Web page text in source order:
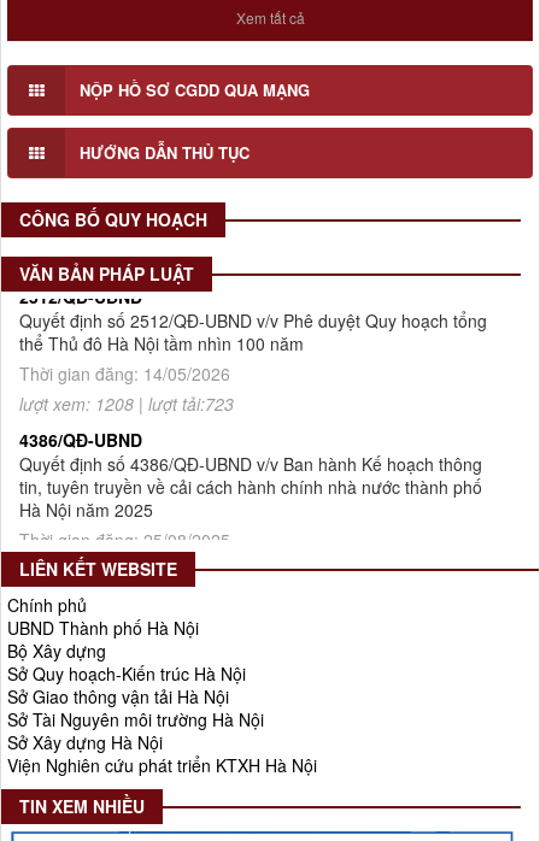
Lấy ý kiến cơ quan, tổ chức, cá nhân có liên quan và cộng động
(Đoạn 1), tỉ lệ 1/500
Xem tất cả
NỘP HỒ SƠ CGDD QUA MẠNG
HƯỚNG DẪN THỦ TỤC
CÔNG BỐ QUY HOẠCH
VĂN BẢN PHÁP LUẬT
Số 908/KH-VQH
Kế hoạch Thông tin, tuyên truyền về cải cách hành chính nhà
nước của Viện Quy hoạch xây dựng Hà Nội giai đoạn 2026 -
2030
Thời gian đăng: 16/07/2026
lượt xem: 70 | lượt tải:29
2512/QĐ-UBND
Quyết định số 2512/QĐ-UBND v/v Phê duyệt Quy hoạch tổng
thể Thủ đô Hà Nội tầm nhìn 100 năm
Thời gian đăng: 14/05/2026
lượt xem: 1208 | lượt tải:723
4386/QĐ-UBND
Quyết định số 4386/QĐ-UBND v/v Ban hành Kế hoạch thông
tin, tuyên truyền về cải cách hành chính nhà nước thành phố
Hà Nội năm 2025
Thời gian đăng: 25/08/2025
lượt xem: 565 | lượt tải:266
55-KH/ĐU
Kế hoạch Triển khai Phong trào "Bình dân học vụ số"
Thời gian đăng: 03/06/2025
lượt xem: 619 | lượt tải:268
Số 27/UBND-ĐT
Triển khai thực hiện Nghị quyết số 34/2024/NQ-HĐND ngày
19/11/2024 của Hội đồng nhân dân Thành phố.
Thời gian đăng: 08/01/2025
lượt xem: 943 | lượt tải:402
LIÊN KẾT WEBSITE
Chính phủ
UBND Thành phố Hà Nội
Bộ Xây dựng
Sở Quy hoạch-Kiến trúc Hà Nội
Sở Giao thông vận tải Hà Nội
Sở Tài Nguyên môi trường Hà Nội
Sở Xây dựng Hà Nội
Viện Nghiên cứu phát triển KTXH Hà Nội
TIN XEM NHIỀU